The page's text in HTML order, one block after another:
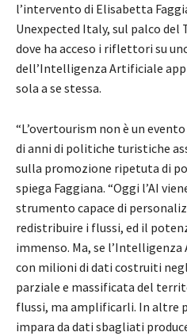
l’intervento di Elisabetta
Unexpected Italy, sul palco del
dove ha acceso i riflettori su
dell’Intelligenza Artificiale
sola a se stessa.
“L’overtourism non è un
di anni di politiche turistiche
sulla promozione ripetuta di
spiega Faggiana. “Oggi l’AI
strumento capace di
redistribuire i flussi, ed il
immenso. Ma, se
con milioni di dati costruiti
parziale e massificata del
flussi, ma amplificarli. In altre
impara da dati sbagliati